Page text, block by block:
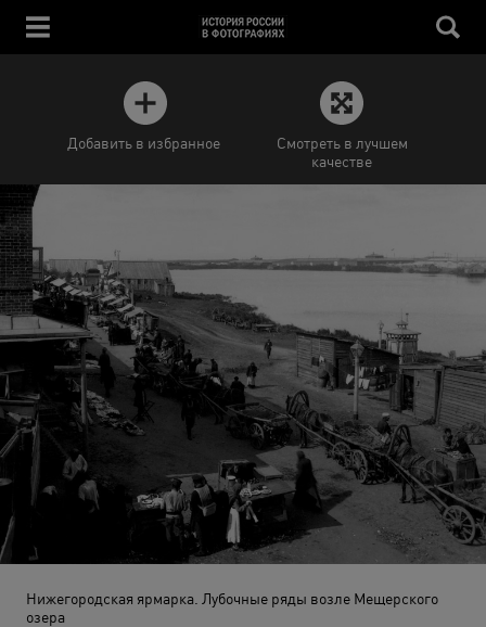
Добавить в избранное
Смотреть в лучшем
качестве
Нижегородская ярмарка. Лубочные ряды возле Мещерского
озера